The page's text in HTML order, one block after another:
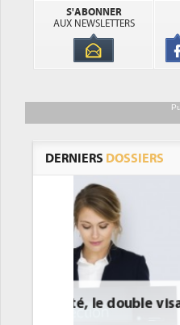
S'ABONNER
AUX NEWSLETTERS
DERNIERS DOSSIERS
DEE:
bientôt une